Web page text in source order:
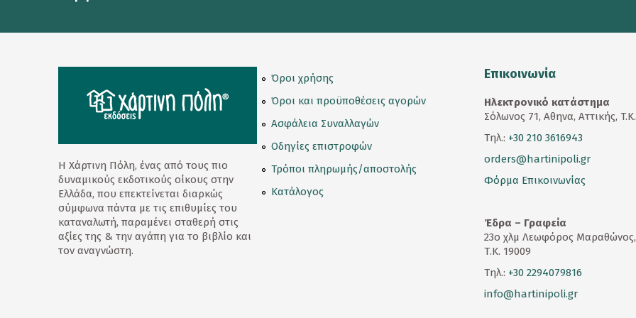
Μαγνητάκια
Μπρελόκ
Ομπρέλες
Παγούρι - Θερμός
Παζλ
Η Χάρτινη Πόλη, ένας από τους πιο
δυναμικούς εκδοτικούς οίκους στην
Ελλάδα, που επεκτείνεται διαρκώς
σύμφωνα πάντα με τις επιθυμίες του
καταναλωτή, παραμένει σταθερή στις
αξίες της & την αγάπη για το βιβλίο και
τον αναγνώστη.
Όροι χρήσης
Όροι και προϋποθέσεις αγορών
Ασφάλεια Συναλλαγών
Οδηγίες επιστροφών
Τρόποι πληρωμής/αποστολής
Κατάλογος
Επικοινωνία
Ηλεκτρονικό κατάστημα
Σόλωνος 71, Αθηνα, Αττικής,
Τηλ.: +30 210 3616943
orders@hartinipoli.gr
Φόρμα Επικοινωνίας
Έδρα – Γραφεία
23ο χλμ Λεωφόρος
Τ.Κ. 19009
Τηλ.: +30 2294079816
info@hartinipoli.gr